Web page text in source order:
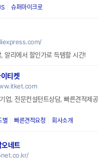
슈퍼마이크로
알리에서 할인가로 득템할 시간!
티켓
업, 전문컨설턴트상담, 빠른견적제
별 빠른견적요청 회사소개
네트